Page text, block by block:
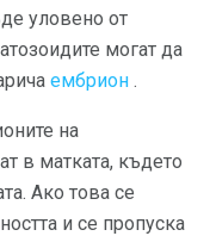
уловено от
могат да
ембрион .
на
в матката, където
Ако това се
и се пропуска